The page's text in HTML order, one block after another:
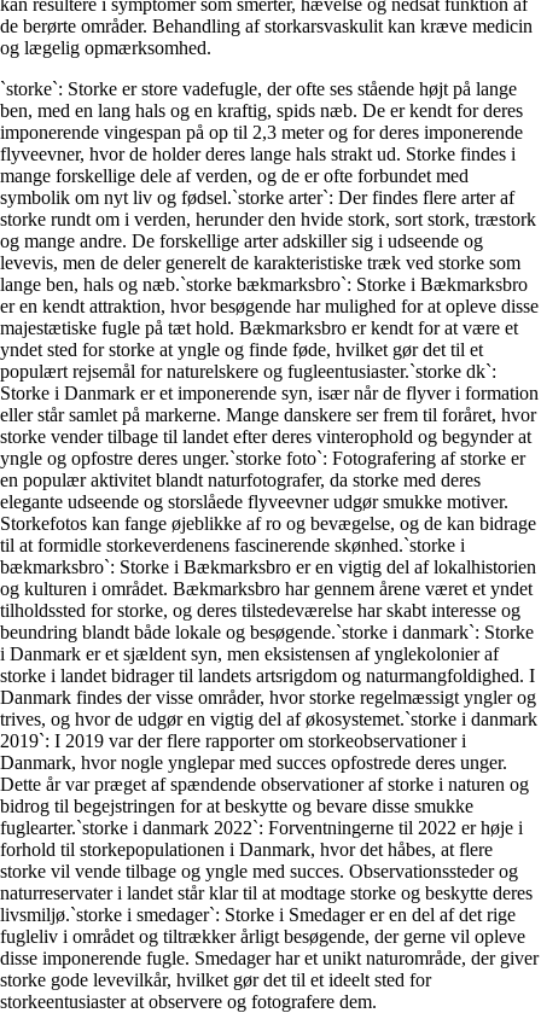
de berørte områder. Behandling af storkarsvaskulit kan kræve medicin
og lægelig opmærksomhed.
`storke`: Storke er store vadefugle, der ofte ses stående højt på lange
ben, med en lang hals og en kraftig, spids næb. De er kendt for deres
imponerende vingespan på op til 2,3 meter og for deres imponerende
flyveevner, hvor de holder deres lange hals strakt ud. Storke findes i
mange forskellige dele af verden, og de er ofte forbundet med
symbolik om nyt liv og fødsel.`storke arter`: Der findes flere arter af
storke rundt om i verden, herunder den hvide stork, sort stork, træstork
og mange andre. De forskellige arter adskiller sig i udseende og
levevis, men de deler generelt de karakteristiske træk ved storke som
lange ben, hals og næb.`storke bækmarksbro`: Storke i Bækmarksbro
er en kendt attraktion, hvor besøgende har mulighed for at opleve disse
majestætiske fugle på tæt hold. Bækmarksbro er kendt for at være et
yndet sted for storke at yngle og finde føde, hvilket gør det til et
populært rejsemål for naturelskere og fugleentusiaster.`storke dk`:
Storke i Danmark er et imponerende syn, især når de flyver i formation
eller står samlet på markerne. Mange danskere ser frem til foråret, hvor
storke vender tilbage til landet efter deres vinterophold og begynder at
yngle og opfostre deres unger.`storke foto`: Fotografering af storke er
en populær aktivitet blandt naturfotografer, da storke med deres
elegante udseende og storslåede flyveevner udgør smukke motiver.
Storkefotos kan fange øjeblikke af ro og bevægelse, og de kan bidrage
til at formidle storkeverdenens fascinerende skønhed.`storke i
bækmarksbro`: Storke i Bækmarksbro er en vigtig del af lokalhistorien
og kulturen i området. Bækmarksbro har gennem årene været et yndet
tilholdssted for storke, og deres tilstedeværelse har skabt interesse og
beundring blandt både lokale og besøgende.`storke i danmark`: Storke
i Danmark er et sjældent syn, men eksistensen af ynglekolonier af
storke i landet bidrager til landets artsrigdom og naturmangfoldighed. I
Danmark findes der visse områder, hvor storke regelmæssigt yngler og
trives, og hvor de udgør en vigtig del af økosystemet.`storke i danmark
2019`: I 2019 var der flere rapporter om storkeobservationer i
Danmark, hvor nogle ynglepar med succes opfostrede deres unger.
Dette år var præget af spændende observationer af storke i naturen og
bidrog til begejstringen for at beskytte og bevare disse smukke
fuglearter.`storke i danmark 2022`: Forventningerne til 2022 er høje i
forhold til storkepopulationen i Danmark, hvor det håbes, at flere
storke vil vende tilbage og yngle med succes. Observationssteder og
naturreservater i landet står klar til at modtage storke og beskytte deres
livsmiljø.`storke i smedager`: Storke i Smedager er en del af det rige
fugleliv i området og tiltrækker årligt besøgende, der gerne vil opleve
disse imponerende fugle. Smedager har et unikt naturområde, der giver
storke gode levevilkår, hvilket gør det til et ideelt sted for
storkeentusiaster at observere og fotografere dem.